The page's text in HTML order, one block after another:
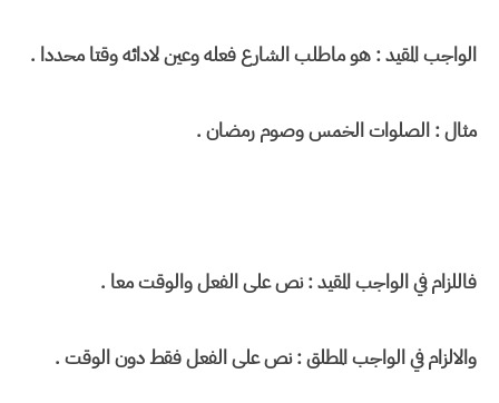
الواجب المقيد : هو ماطلب الشارع فعله وعين لادائه وقتا محددا .
مثال : الصلوات الخمس وصوم رمضان .
فاللزام في الواجب المقيد : نص على الفعل والوقت معا .
والالزام في الواجب المطلق : نص على الفعل فقط دون الوقت .